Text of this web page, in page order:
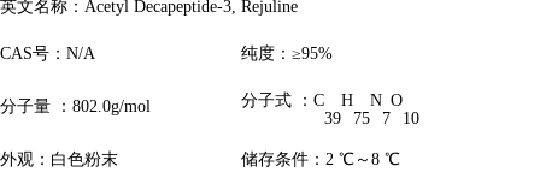
英文名称：Acetyl Decapeptide-3, Rejuline
CAS号：N/A 纯度：≥95%
分子量 ：802.0g/mol
分子式 ：C
39
H
75
N
7
O
10
外观：白色粉末 储存条件：2 ℃～8 ℃